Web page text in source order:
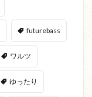
futurebass
ワルツ
ゆったり